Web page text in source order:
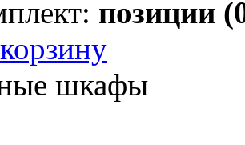
позиции (
шкафы